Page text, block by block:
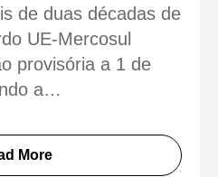
de duas décadas de
UE-Mercosul
provisória a 1 de
a…
More